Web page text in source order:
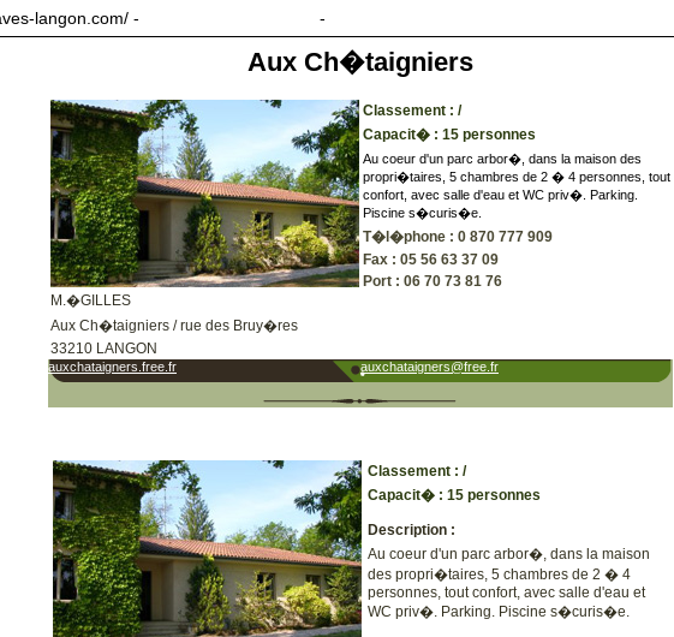
langon.com/ - -
Aux Ch�taigniers
Classement : /
Capacit� : 15 personnes
Au coeur d'un parc arbor�, dans la maison des
propri�taires, 5 chambres de 2 � 4 personnes, tout
confort, avec salle d'eau et WC priv�. Parking.
Piscine s�curis�e.
T�l�phone : 0 870 777 909
Fax : 05 56 63 37 09
Port : 06 70 73 81 76
M.�GILLES
Aux Ch�taigniers / rue des Bruy�res
33210 LANGON
auxchataigners.free.fr auxchataigners@free.fr
Classement : /
Capacit� : 15 personnes
Description :
Au coeur d'un parc arbor�, dans la maison
des propri�taires, 5 chambres de 2 � 4
personnes, tout confort, avec salle d'eau et
WC priv�. Parking. Piscine s�curis�e.